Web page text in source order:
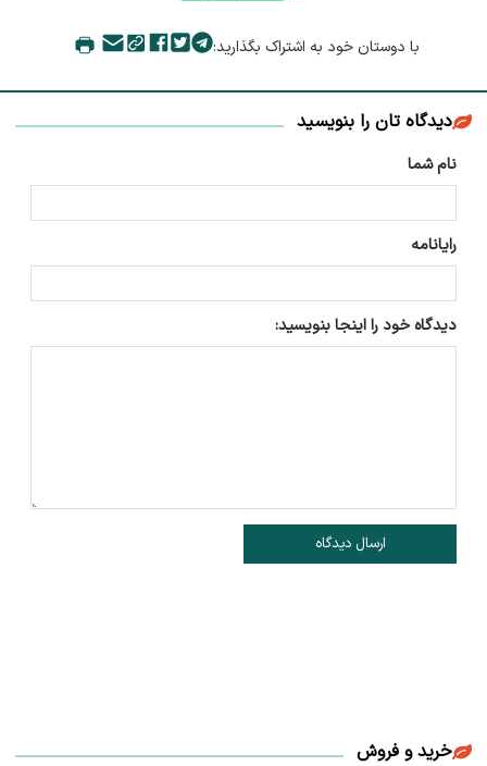
با دوستان خود به اشتراک بگذارید:
دیدگاه تان را بنویسید
نام شما
رایانامه
دیدگاه خود را اینجا بنویسید:
ارسال دیدگاه
خرید و فروش